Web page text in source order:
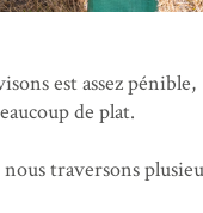
est assez pénible,
de plat.
traversons